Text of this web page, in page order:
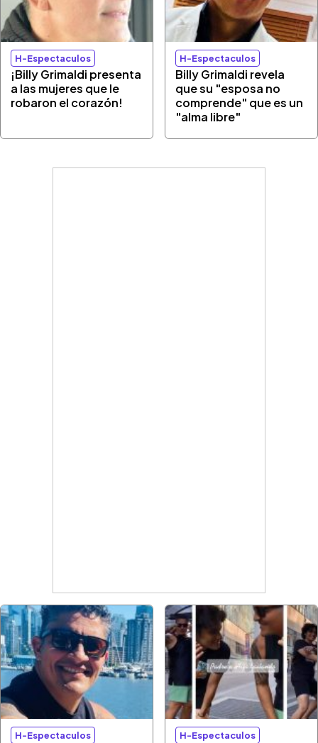
H-Espectaculos
¡Billy Grimaldi presenta
a las mujeres que le
robaron el corazón!
H-Espectaculos
Billy Grimaldi revela
que su "esposa no
comprende" que es un
"alma libre"
H-Espectaculos H-Espectaculos